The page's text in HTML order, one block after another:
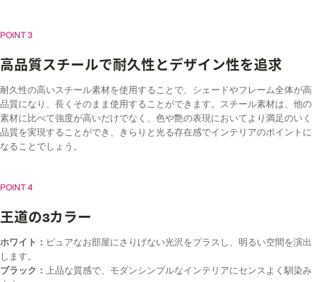
POINT 3
高品質スチールで耐久性とデザイン性を追求
耐久性の高いスチール素材を使用することで、シェードやフレーム全体が高
品質になり、長くそのまま使用することができます。スチール素材は、他の
素材に比べて強度が高いだけでなく、色や艶の表現においてより満足のいく
品質を実現することができ、きらりと光る存在感でインテリアのポイントに
なることでしょう。
POINT 4
王道の3カラー
ホワイト： ピュアなお部屋にさりげない光沢をプラスし、明るい空間を演出
します。
ブラック：
上品な質感で、モダンシンプルなインテリアにセンスよく馴染み